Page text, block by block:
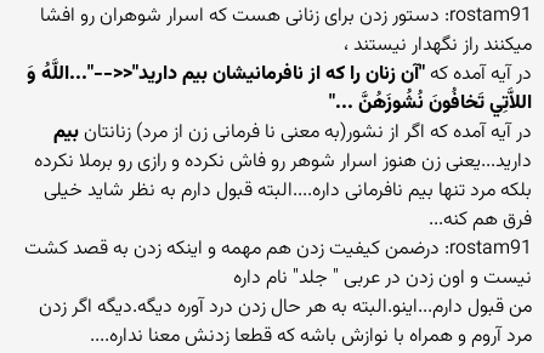
rostam91: دستور زدن برای زنانی هست که اسرار شوهران رو افشا
میکنند راز نگهدار نیستند ،
در آیه آمده که"آن زنان را که از نافرمانيشان بيم داريد"<<--"...اللَّهُ وَ
اللاَّتِي تَخافُونَ نُشُوزَهُنَّ ..."
در آیه آمده که اگر از نشور(به معنی نا فرمانی زن از مرد) زنانتانبیم
دارید...یعنی زن هنوز اسرار شوهر رو فاش نکرده و رازی رو برملا نکرده
بلکه مرد تنها بیم نافرمانی داره....البته قبول دارم به نظر شاید خیلی
فرق هم کنه...
rostam91: درضمن کیفیت زدن هم مهمه و اینکه زدن به قصد کشت
نیست و اون زدن در عربی " جلد" نام داره
من قبول دارم...اینو.البته به هر حال زدن درد آوره دیگه.دیگه اگر زدن
مرد آروم و همراه با نوازش باشه که قطعا زدنش معنا نداره....